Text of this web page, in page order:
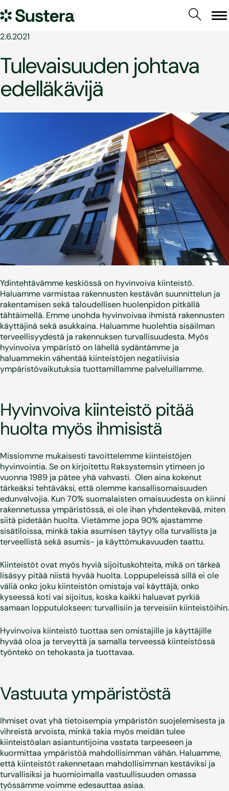
sisältöön
Sustera
2.6.2021
Tulevaisuuden johtava
edelläkävijä
Ydintehtävämme keskiössä on hyvinvoiva kiinteistö.
Haluamme varmistaa rakennusten kestävän suunnittelun ja
rakentamisen sekä taloudellisen huolenpidon pitkällä
tähtäimellä. Emme unohda hyvinvoivaa ihmistä rakennusten
käyttäjinä sekä asukkaina. Haluamme huolehtia sisäilman
terveellisyydestä ja rakennuksen turvallisuudesta. Myös
hyvinvoiva ympäristö on lähellä sydäntämme ja
haluammekin vähentää kiinteistöjen negatiivisia
ympäristövaikutuksia tuottamillamme palveluillamme.
Hyvinvoiva kiinteistö pitää
huolta myös ihmisistä
Missiomme mukaisesti tavoittelemme kiinteistöjen
hyvinvointia. Se on kirjoitettu Raksystemsin ytimeen jo
vuonna 1989 ja pätee yhä vahvasti. Olen aina kokenut
tärkeäksi tehtäväksi, että olemme kansallisomaisuuden
edunvalvojia. Kun 70% suomalaisten omaisuudesta on kiinni
rakennetussa ympäristössä, ei ole ihan yhdentekevää, miten
siitä pidetään huolta. Vietämme jopa 90% ajastamme
sisätiloissa, minkä takia asumisen täytyy olla turvallista ja
terveellistä sekä asumis- ja käyttömukavuuden taattu.
Kiinteistöt ovat myös hyviä sijoituskohteita, mikä on tärkeä
lisäsyy pitää niistä hyvää huolta. Loppupeleissä sillä ei ole
väliä onko joku kiinteistön omistaja vai käyttäjä, onko
kyseessä koti vai sijoitus, koska kaikki haluavat pyrkiä
samaan lopputulokseen: turvallisiin ja terveisiin kiinteistöihin.
Hyvinvoiva kiinteistö tuottaa sen omistajille ja käyttäjille
hyvää oloa ja terveyttä ja samalla terveessä kiinteistössä
työnteko on tehokasta ja tuottavaa.
Vastuuta ympäristöstä
Ihmiset ovat yhä tietoisempia ympäristön suojelemisesta ja
vihreistä arvoista, minkä takia myös meidän tulee
kiinteistöalan asiantuntijoina vastata tarpeeseen ja
kuormittaa ympäristöä mahdollisimman vähän. Haluamme,
että kiinteistöt rakennetaan mahdollisimman kestäviksi ja
turvallisiksi ja huomioimalla vastuullisuuden omassa
työssämme voimme edesauttaa asiaa.